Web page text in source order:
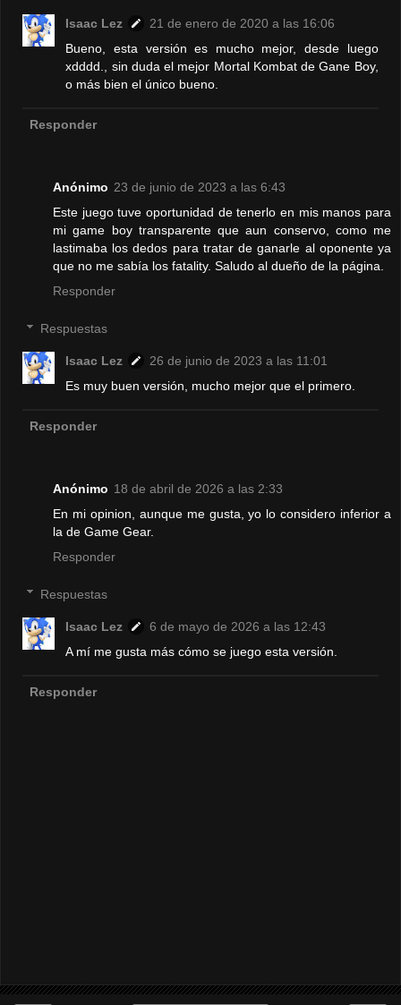
Isaac Lez
21 de enero de 2020 a las 16:06
Bueno, esta versión es mucho mejor, desde luego
xdddd., sin duda el mejor Mortal Kombat de Gane Boy,
o más bien el único bueno.
Responder
Anónimo 23 de junio de 2023 a las 6:43
Este juego tuve oportunidad de tenerlo en mis manos para
mi game boy transparente que aun conservo, como me
lastimaba los dedos para tratar de ganarle al oponente ya
que no me sabía los fatality. Saludo al dueño de la página.
Responder
Respuestas
Isaac Lez
26 de junio de 2023 a las 11:01
Es muy buen versión, mucho mejor que el primero.
Responder
Anónimo 18 de abril de 2026 a las 2:33
En mi opinion, aunque me gusta, yo lo considero inferior a
la de Game Gear.
Responder
Respuestas
Isaac Lez
6 de mayo de 2026 a las 12:43
A mí me gusta más cómo se juego esta versión.
Responder